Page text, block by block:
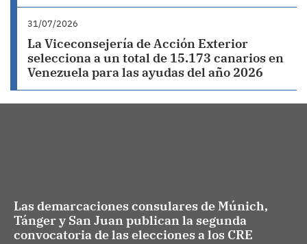
31/07/2026
La Viceconsejería de Acción Exterior
selecciona a un total de 15.173 canarios en
Venezuela para las ayudas del año 2026
Las demarcaciones consulares de Múnich,
Tánger y San Juan publican la segunda
convocatoria de las elecciones a los CRE